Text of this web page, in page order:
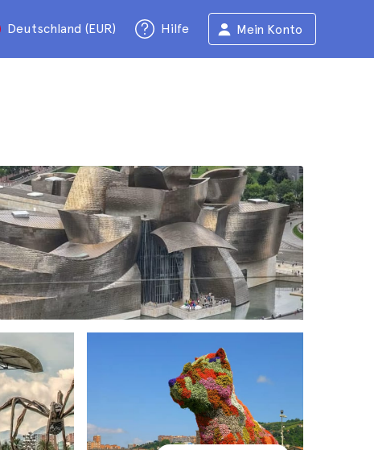
Deutschland (EUR) Hilfe Mein Konto